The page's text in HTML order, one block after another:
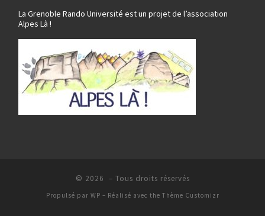
La Grenoble Rando Université est un projet de l’association
Alpes Là !
© 2026 – Tous droits réservés
Propulsé par WP – Réalisé avec the Thème Customizr